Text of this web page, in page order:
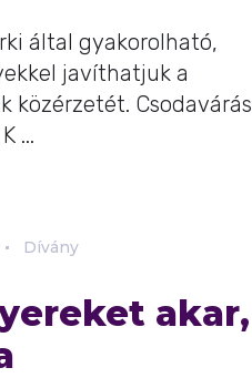
által gyakorolható,
javíthatjuk a
közérzetét. Csodavárás
...
Dívány
akar,